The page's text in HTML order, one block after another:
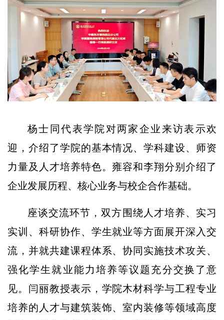
杨士同代表学院对两家企业来访表示欢
迎，介绍了学院的基本情况、学科建设、师资
力量及人才培养特色。雍容和李翔分别介绍了
企业发展历程、核心业务与校企合作基础。
座谈交流环节，双方围绕人才培养、实习
实训、科研协作、学生就业等方面展开深入交
流，并就共建课程体系、协同实施技术攻关、
强化学生就业能力培养等议题充分交换了意
见。闫丽教授表示，学院木材科学与工程专业
培养的人才与建筑装饰、室内装修等领域高度